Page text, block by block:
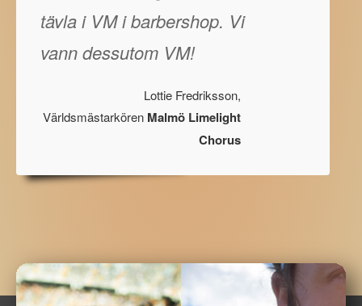
tävla i VM i barbershop. Vi
vann dessutom VM!
Lottie Fredriksson,
Världsmästarkören Malmö Limelight
Chorus